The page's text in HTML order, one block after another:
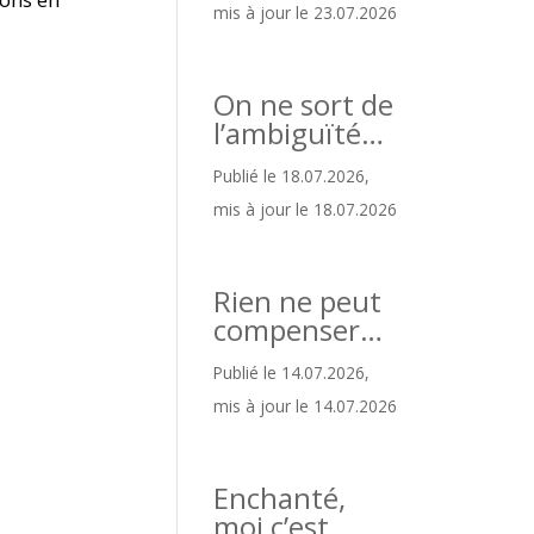
mis à jour le 23.07.2026
On ne sort de
l’ambiguïté…
Publié le 18.07.2026,
mis à jour le 18.07.2026
Rien ne peut
compenser…
Publié le 14.07.2026,
mis à jour le 14.07.2026
Enchanté,